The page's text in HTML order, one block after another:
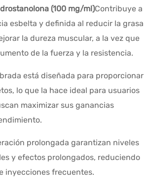
(100 mg/ml)Contribuye a
esbelta y definida al reducir la grasa
la dureza muscular, a la vez que
de la fuerza y la resistencia.
está diseñada para proporcionar
lo que la hace ideal para usuarios
maximizar sus ganancias
prolongada garantizan niveles
y efectos prolongados, reduciendo
inyecciones frecuentes.